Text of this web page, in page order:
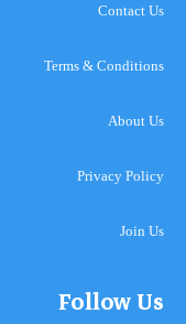
Contact Us
Terms & Conditions
About Us
Privacy Policy
Join Us
Follow Us